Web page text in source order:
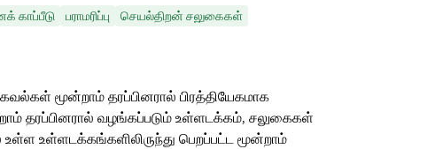
காப்பீடு பராமரிப்பு செயல்திறன் சலுகைகள்
மூன்றாம் தரப்பினரால் பிரத்தியேகமாக
தரப்பினரால் வழங்கப்படும் உள்ளடக்கம், சலுகைகள்
உள்ளடக்கங்களிலிருந்து பெறப்பட்ட மூன்றாம்